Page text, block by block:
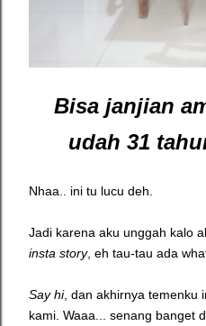
Bisa janjian
udah 31
Nhaa.. ini tu lucu deh.
Jadi karena aku unggah kalo
insta story, eh tau-tau ada
Say hi, dan akhirnya temenku
kami. Waaa... senang banget